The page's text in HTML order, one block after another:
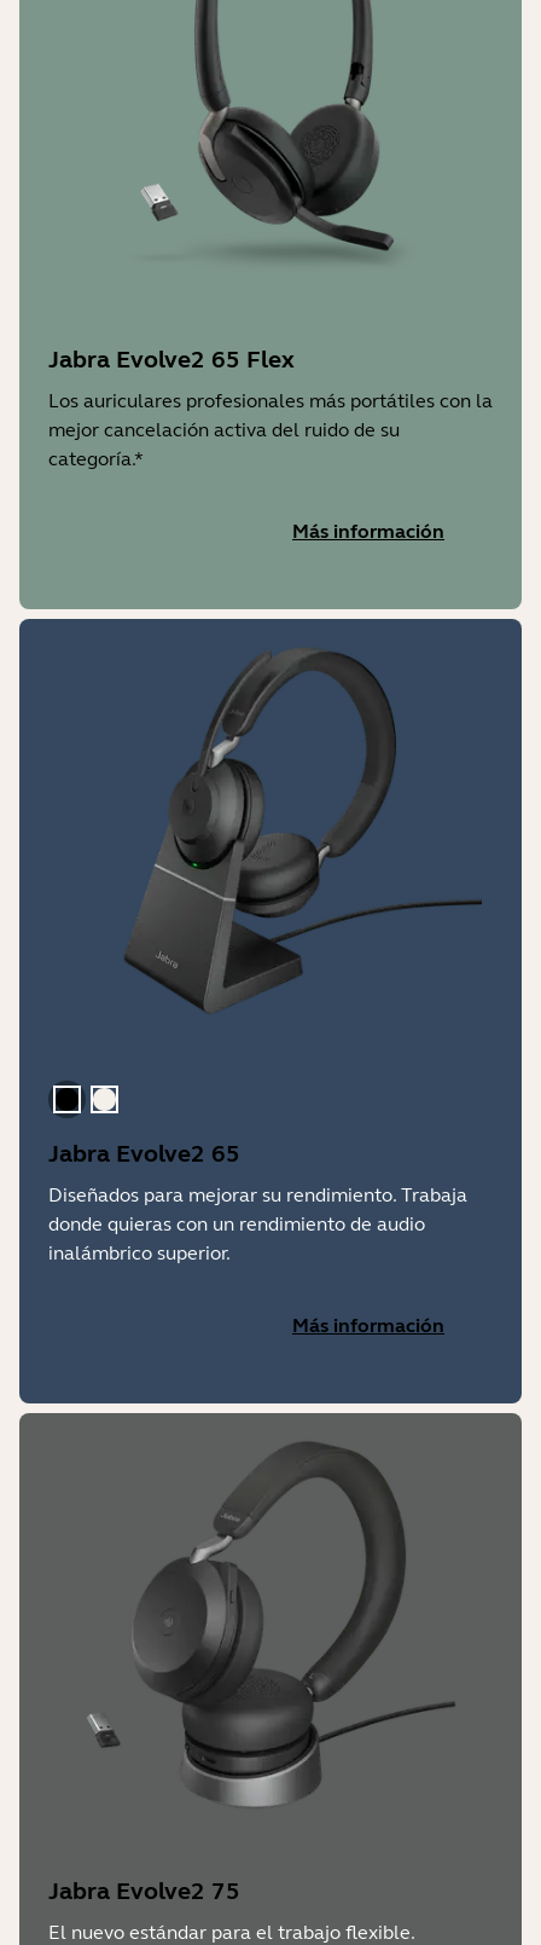
Hasta 8 dispositivos, 2 conexiones
activas en stand by por Bluetooth
Jabra Evolve2 65 Flex
Los auriculares profesionales más portátiles con la
mejor cancelación activa del ruido de su
categoría.*
Más información
Negrobeis dorado
Jabra Evolve2 65
Diseñados para mejorar su rendimiento. Trabaja
donde quieras con un rendimiento de audio
inalámbrico superior.
Más información
Jabra Evolve2 75
El nuevo estándar para el trabajo flexible.